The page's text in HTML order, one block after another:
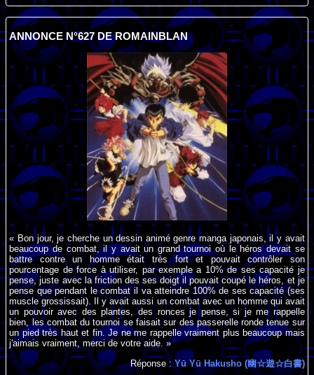
ANNONCE N°627 DE ROMAINBLAN
« Bon jour, je cherche un dessin animé genre manga japonais, il y avait
beaucoup de combat, il y avait un grand tournoi où le héros devait se
battre contre un homme était très fort et pouvait contrôler son
pourcentage de force à utiliser, par exemple a 10% de ses capacité je
pense, juste avec la friction des ses doigt il pouvait coupé le héros, et je
pense que pendant le combat il va atteindre 100% de ses capacité (ses
muscle grossissait). Il y avait aussi un combat avec un homme qui avait
un pouvoir avec des plantes, des ronces je pense, si je me rappelle
bien, les combat du tournoi se faisait sur des passerelle ronde tenue sur
un pied très haut et fin. Je ne me rappelle vraiment plus beaucoup mais
j'aimais vraiment, merci de votre aide. »
Réponse :Yū Yū Hakusho (幽☆遊☆白書)